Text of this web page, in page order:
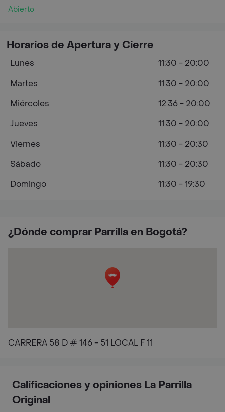
Abierto
¿Dónde comprar Parrilla en Bogotá?
CARRERA 58 D # 146 - 51 LOCAL F 11
Horarios de Apertura y Cierre
Lunes
11:30 - 20:00
Martes
11:30 - 20:00
Miércoles
12:36 - 20:00
Jueves
11:30 - 20:00
Viernes
11:30 - 20:30
Sábado
11:30 - 20:30
Domingo
11:30 - 19:30
Calificaciones y opiniones La Parrilla
Original